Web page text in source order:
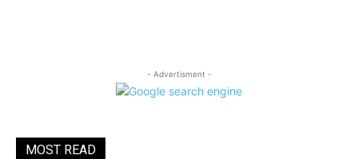
- Advertisment -
MOST READ